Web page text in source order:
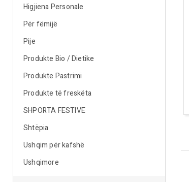
Higjiena Personale
Për fëmijë
Pije
Produkte Bio / Dietike
Produkte Pastrimi
Produkte të freskëta
SHPORTA FESTIVE
Shtëpia
Ushqim për kafshë
Ushqimore